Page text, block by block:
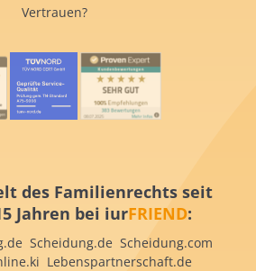
Vertrauen?
des Familienrechts seit
Jahren bei iurFRIEND:
Scheidung.de Scheidung.com
Lebenspartnerschaft.de